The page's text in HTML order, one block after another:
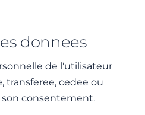
donnees
de l'utilisateur
transferee, cedee ou
son consentement.